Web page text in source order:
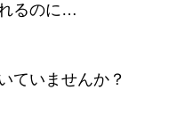
るのに…
ていませんか？